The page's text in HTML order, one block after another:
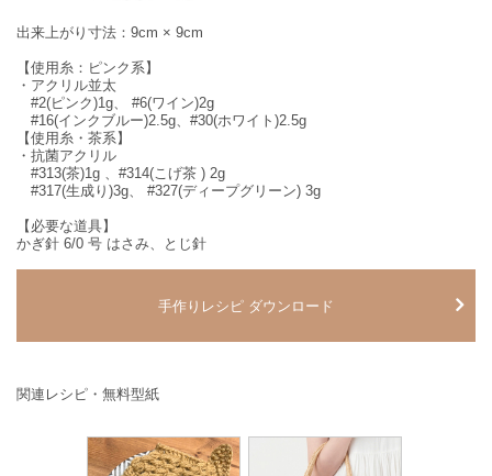
出来上がり寸法：9cm × 9cm
【使用糸：ピンク系】
・アクリル並太
#2(ピンク)1g、 #6(ワイン)2g
#16(インクブルー)2.5g、#30(ホワイト)2.5g
【使用糸・茶系】
・抗菌アクリル
#313(茶)1g 、#314(こげ茶 ) 2g
#317(生成り)3g、 #327(ディープグリーン) 3g
【必要な道具】
かぎ針 6/0 号 はさみ、とじ針
手作りレシピ ダウンロード
関連レシピ・無料型紙